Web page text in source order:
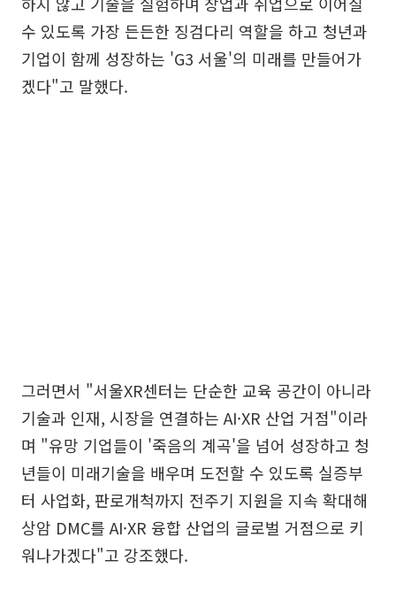
수 있도록 가장 든든한 징검다리 역할을 하고 청년과
기업이 함께 성장하는 'G3 서울'의 미래를 만들어가
겠다"고 말했다.
그러면서 "서울XR센터는 단순한 교육 공간이 아니라
기술과 인재, 시장을 연결하는 AI·XR 산업 거점"이라
며 "유망 기업들이 '죽음의 계곡'을 넘어 성장하고 청
년들이 미래기술을 배우며 도전할 수 있도록 실증부
터 사업화, 판로개척까지 전주기 지원을 지속 확대해
상암 DMC를 AI·XR 융합 산업의 글로벌 거점으로 키
워나가겠다"고 강조했다.